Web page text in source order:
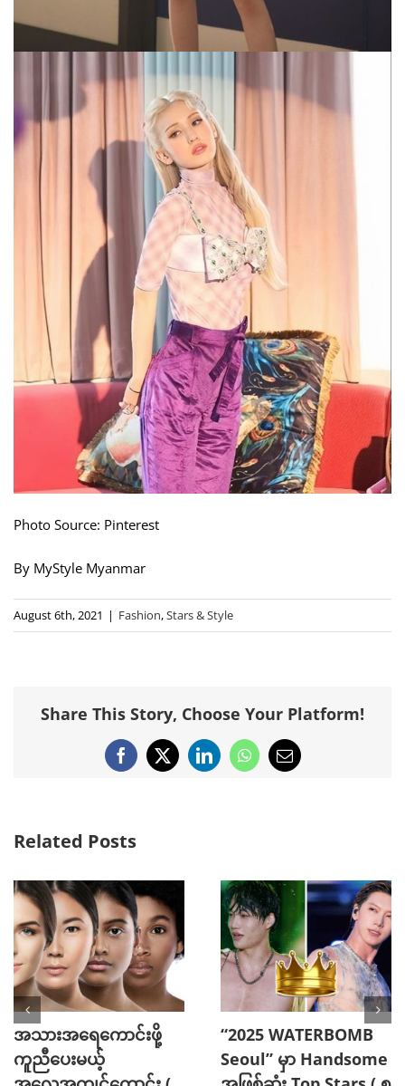
Photo Source: Pinterest
By MyStyle Myanmar
August 6th, 2021 | Fashion,Stars & Style
Share This Story, Choose Your Platform!
Facebook
X LinkedInWhatsApp
Email
Related Posts
နူးညံ့တဲ့ဆံသားကို
ပိုင်ဆိုင်နိုင်စေမယ့် သဘာ
သင့်ရဲ့ ဖက်ရှင်ကို ပြည့်စုံ
ပြီး စတိုင်ကျစေဖို့